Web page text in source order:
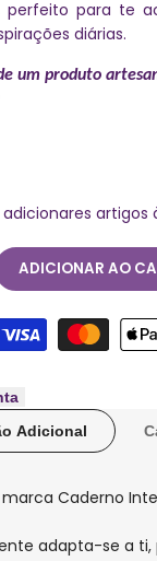
para te
diárias.
um produto
artigos
ADICIONAR AO
Adicional
Caderno
adapta-se a